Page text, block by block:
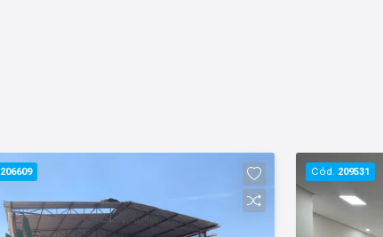
206609 Cód. 209531